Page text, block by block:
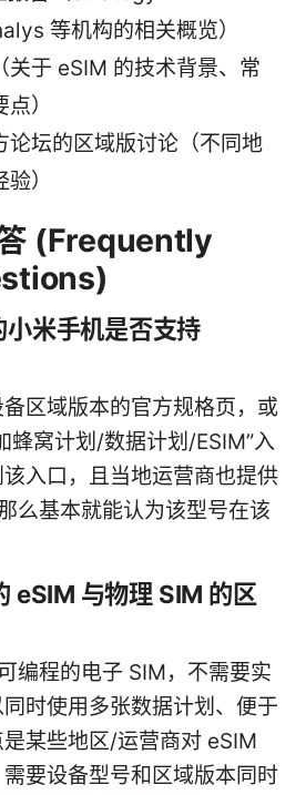
等机构的相关概览）
关于 eSIM 的技术背景、常
）
论坛的区域版讨论（不同地
）
(Frequently
米手机是否支持
区域版本的官方规格页，或
蜂窝计划/数据计划/ESIM”入
入口，且当地运营商也提供
么基本就能认为该型号在该
eSIM 与物理 SIM 的区
编程的电子 SIM，不需要实
时使用多张数据计划、便于
某些地区/运营商对 eSIM
要设备型号和区域版本同时